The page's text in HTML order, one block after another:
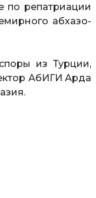
по репатриации
абхазо-
из Турции,
АбИГИ Арда